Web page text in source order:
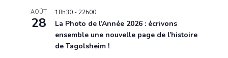
AOÛT
28
18h30 -22h00
La Photo de l’Année 2026 : écrivons
ensemble une nouvelle page de l’histoire
de Tagolsheim !